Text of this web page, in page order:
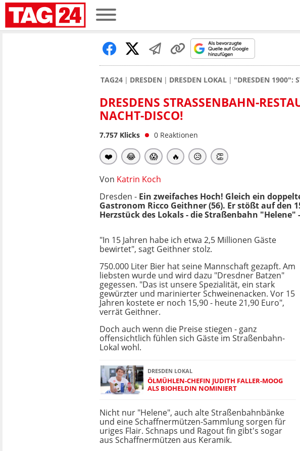
TAG24 DRESDEN DRESDEN LOKAL "DRESDEN 1900":
DRESDENS STRASSENBAHN-
ACHT-DISCO!
7.757 Klicks 0 Reaktionen
❤️ 😂 😱 🔥 😥 👏
Von Katrin Koch
Dresden - Ein zweifaches Hoch! Gleich ein
Gastronom Ricco Geithner (56). Er stößt auf den
Herzstück des Lokals - die Straßenbahn "Helene"
"In 15 Jahren habe ich etwa 2,5 Millionen Gäste
bewirtet", sagt Geithner stolz.
750.000 Liter Bier hat seine Mannschaft gezapft. Am
liebsten wurde und wird dazu "Dresdner Batzen"
gegessen. "Das ist unsere Spezialität, ein stark
gewürzter und marinierter Schweinenacken. Vor 15
Jahren kostete er noch 15,90 - heute 21,90 Euro",
verrät Geithner.
Doch auch wenn die Preise stiegen - ganz
offensichtlich fühlen sich Gäste im Straßenbahn-
Lokal wohl.
DRESDEN LOKAL
ÖLMÜHLEN-CHEFIN JUDITH FALLER-MOOG
ALS BIOHELDIN NOMINIERT
Nicht nur "Helene", auch alte Straßenbahnbänke
und eine Schaffnermützen-Sammlung sorgen für
uriges Flair. Schnaps und Ragout fin gibt's sogar
aus Schaffnermützen aus Keramik.